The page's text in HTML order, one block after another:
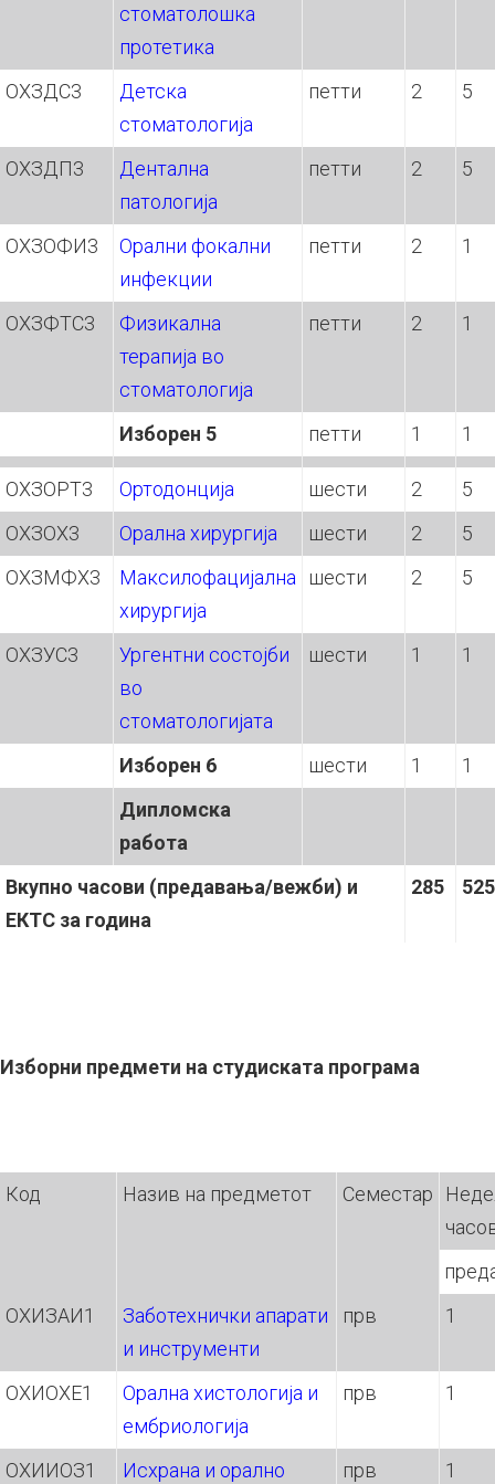
стоматолошка
протетика
ОХЗДС3
Детска
стоматологија
петти 2 5
ОХЗДП3
Дентална
патологија
петти 2 5
ОХЗОФИ3
Орални фокални
инфекции
петти 2 1
ОХЗФТС3
Физикална
терапија во
стоматологија
петти 2 1
Изборен 5 петти 1 1
ОХЗОРТ3 Ортодонција шести 2
5
ОХЗОХ3
Орална хирургија шести 2
5
ОХЗМФХ3
Максилофацијална
хирургија
шести 2 5
ОХЗУС3
Ургентни состојби
во
стоматологијата
шести 1 1
Изборен 6 шести 1
1
Дипломска
работа
Вкупно часови (предавања/вежби) и
ЕКТС за година
285 525
Изборни предмети на студиската програма
Код Назив на предметот Семестар
ОХИЗАИ1
Заботехнички апарати
и инструменти
прв 1
OХИОХЕ1
Орална хистологија и
ембриологија
прв 1
ОХИИОЗ1
Исхрана и орално
прв 1